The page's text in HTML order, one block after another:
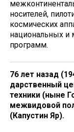
носителей,
космических
национальных и
программ.
76 лет назад
дарственный
техники (ныне
межвидовой
(Капустин Яр).